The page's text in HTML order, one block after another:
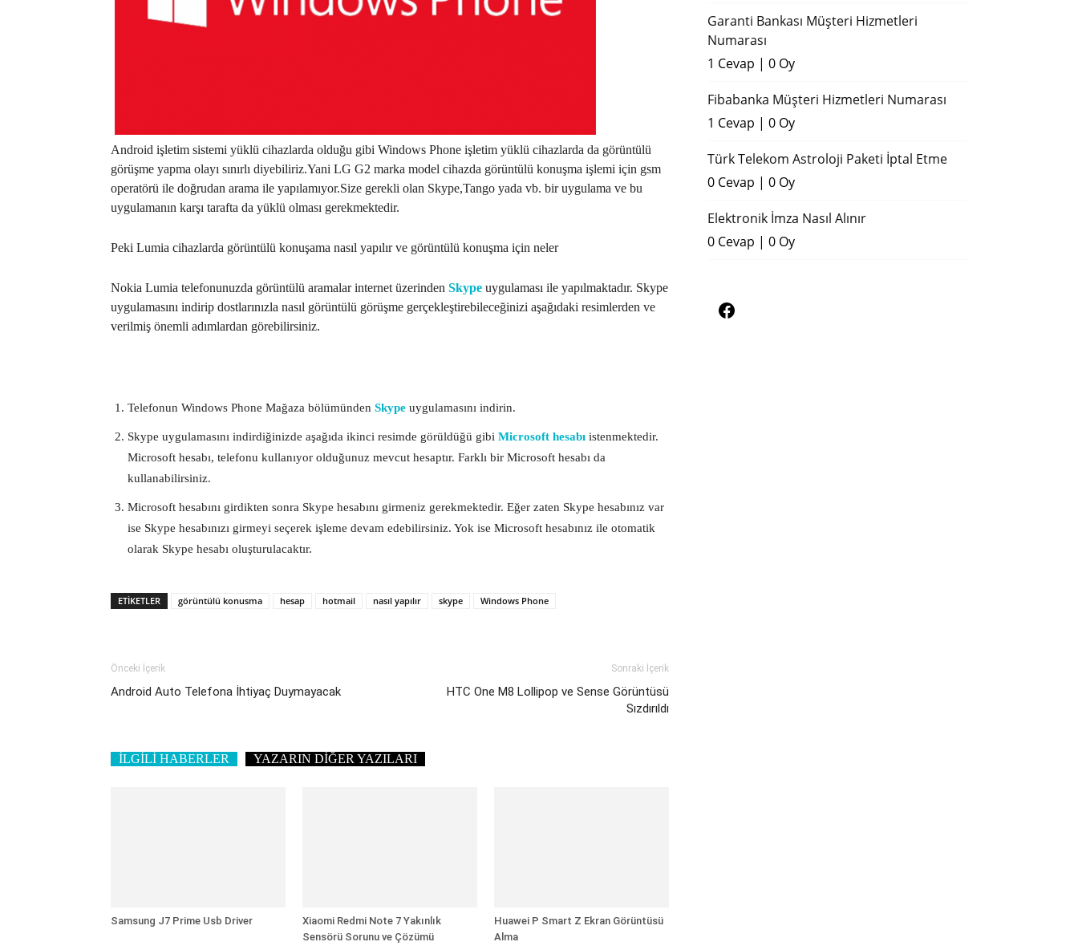
Android işletim sistemi yüklü cihazlarda olduğu gibi Windows Phone işletim yüklü cihazlarda da görüntülü
görüşme yapma olayı sınırlı diyebiliriz.Yani LG G2 marka model cihazda görüntülü konuşma işlemi için gsm
operatörü ile doğrudan arama ile yapılamıyor.Size gerekli olan Skype,Tango yada vb. bir uygulama ve bu
uygulamanın karşı tarafta da yüklü olması gerekmektedir.
Peki Lumia cihazlarda görüntülü konuşama nasıl yapılır ve görüntülü konuşma için neler
Nokia Lumia telefonunuzda görüntülü aramalar internet üzerinden Skype uygulaması ile yapılmaktadır. Skype
uygulamasını indirip dostlarınızla nasıl görüntülü görüşme gerçekleştirebileceğinizi aşağıdaki resimlerden ve
verilmiş önemli adımlardan görebilirsiniz.
Telefonun Windows Phone Mağaza bölümünden Skype uygulamasını indirin.
Skype uygulamasını indirdiğinizde aşağıda ikinci resimde görüldüğü gibi Microsoft hesabı istenmektedir.
Microsoft hesabı, telefonu kullanıyor olduğunuz mevcut hesaptır. Farklı bir Microsoft hesabı da
kullanabilirsiniz.
Microsoft hesabını girdikten sonra Skype hesabını girmeniz gerekmektedir. Eğer zaten Skype hesabınız var
ise Skype hesabınızı girmeyi seçerek işleme devam edebilirsiniz. Yok ise Microsoft hesabınız ile otomatik
olarak Skype hesabı oluşturulacaktır.
ETIKETLER görüntülü konusma hesap hotmail nasıl yapılır skype Windows Phone
Önceki İçerik
Android Auto Telefona İhtiyaç Duymayacak
Sonraki İçerik
HTC One M8 Lollipop ve Sense Görüntüsü
Sızdırıldı
İLGİLİ HABERLER YAZARIN DİĞER YAZILARI
Samsung J7 Prime Usb Driver
Xiaomi Redmi Note 7 Yakınlık
Sensörü Sorunu ve Çözümü
Huawei P Smart Z Ekran Görüntüsü
Alma
Garanti Bankası Müşteri Hizmetleri
Numarası
1 Cevap | 0 Oy
Fibabanka Müşteri Hizmetleri Numarası
1 Cevap | 0 Oy
Türk Telekom Astroloji Paketi İptal Etme
0 Cevap | 0 Oy
Elektronik İmza Nasıl Alınır
0 Cevap | 0 Oy